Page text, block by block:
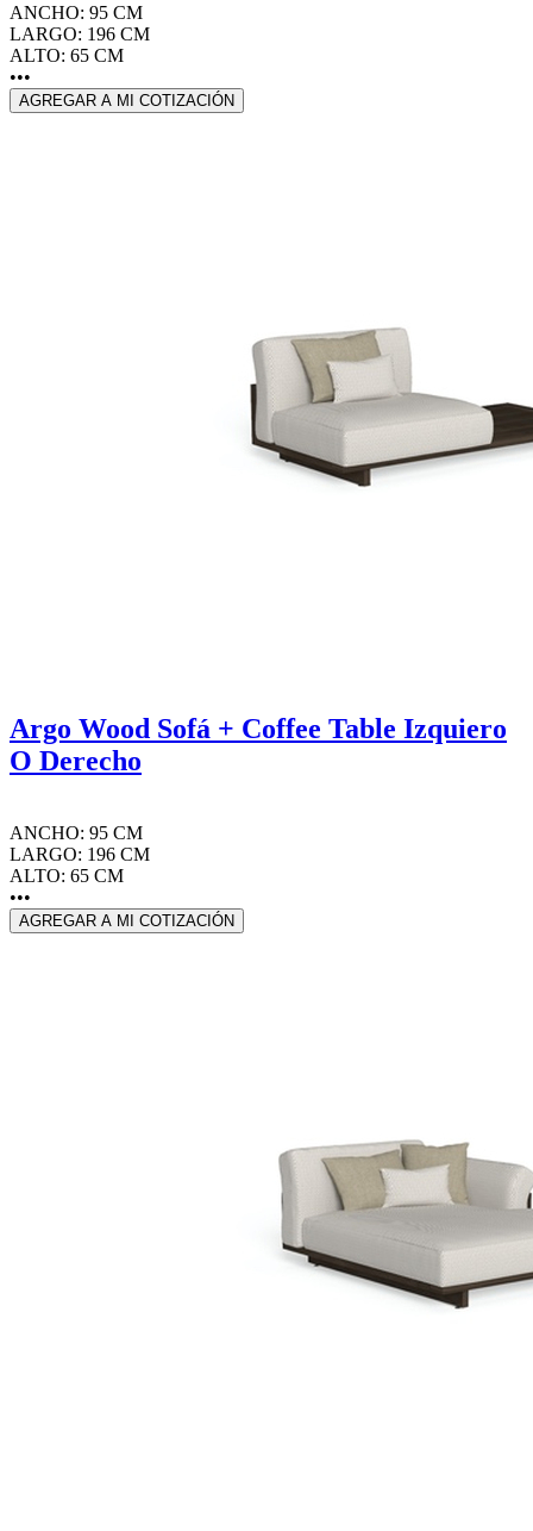
ANCHO: 95 CM
LARGO: 196 CM
ALTO: 65 CM
•••
AGREGAR A MI COTIZACIÓN
Argo Wood Sofá + Coffee Table Izquiero
O Derecho
ANCHO: 95 CM
LARGO: 196 CM
ALTO: 65 CM
•••
AGREGAR A MI COTIZACIÓN